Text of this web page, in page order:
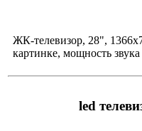
ЖК-телевизор, 28",
картинке, мощность
led